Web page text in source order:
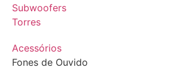
Subwoofers
Torres
Acessórios
Fones de Ouvido